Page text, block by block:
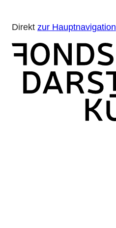
Direkt zur Hauptnavigation